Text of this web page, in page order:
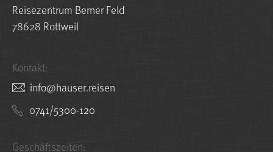
Reisezentrum Berner Feld
78628 Rottweil
Kontakt:
nesier.resuah@ofni
0741/5300-120
Geschäftszeiten: